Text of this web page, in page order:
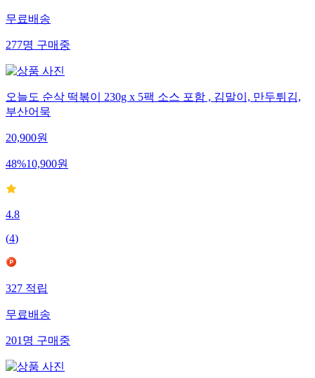
무료배송
277명 구매중
오늘도 순삭 떡볶이 230g x 5팩 소스 포함 , 김말이, 만두튀김,
부산어묵
20,900원
48%10,900원
4.8
(4)
327 적립
무료배송
201 명 구매중